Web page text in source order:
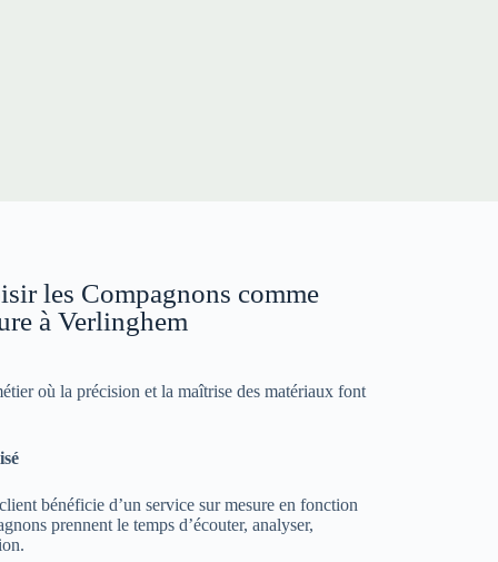
les Compagnons comme
à Verlinghem
où la précision et la maîtrise des matériaux font
bénéficie d’un service sur mesure en fonction
prennent le temps d’écouter, analyser,